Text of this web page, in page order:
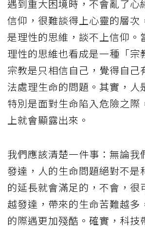
遇到重大困境時，不會亂了心
信仰，很難談得上心靈的層次
是理性的思維，談不上信仰。
理性的思維也看成是一種「宗
宗教是只相信自己，覺得自己
法處理生命的問題。其實，人
特別是面對生命陷入危險之際
上就會顯露出來。
我們應該清楚一件事：無論我
發達，人的生命問題絕對不是
的延長就會滿足的，不會，很
越發達，帶來的生命苦難越多
的際遇更加殘酷。確實，科技